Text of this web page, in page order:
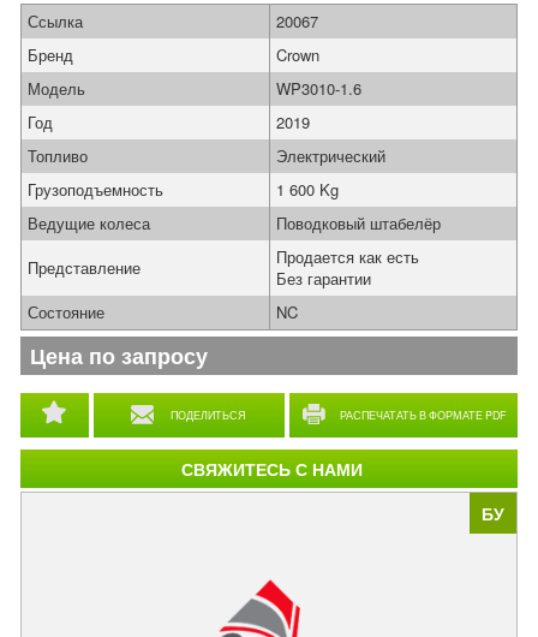
БУ
ПОДЕЛИТЬСЯ РАСПЕЧАТАТЬ В ФОРМАТЕ PDF
Ссылка
20067
Бренд
Crown
Модель
WP3010-1.6
Год
2019
Топливо
Электрический
Грузоподъемность
1 600 Kg
Ведущие колеса
Поводковый штабелёр
Представление
Продается как есть
Без гарантии
Состояние
NC
Цена по запросу
СВЯЖИТЕСЬ С НАМИ